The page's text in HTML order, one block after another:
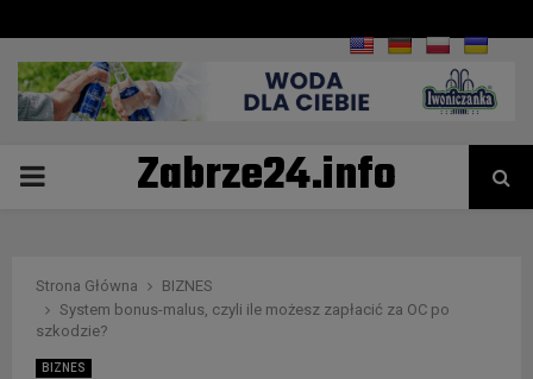
PRIMARYZabrze24.info
Strona Główna
BIZNES
System bonus-malus, czyli ile możesz zapłacić za OC po
szkodzie?
BIZNES